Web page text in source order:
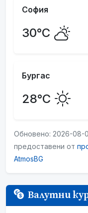
София
30°C
Бургас
28°C
Обновено: 2026-08-
предоставени от
AtmosBG
Валутни